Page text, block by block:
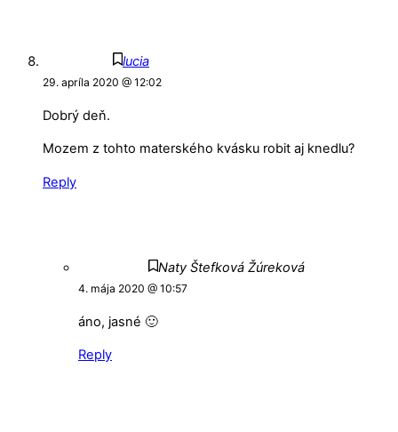
lucia
29. apríla 2020 @ 12:02
Dobrý deň.
Mozem z tohto materského kvásku robit aj knedlu?
Reply
Naty Štefková Žúreková
4. mája 2020 @ 10:57
áno, jasné 🙂
Reply